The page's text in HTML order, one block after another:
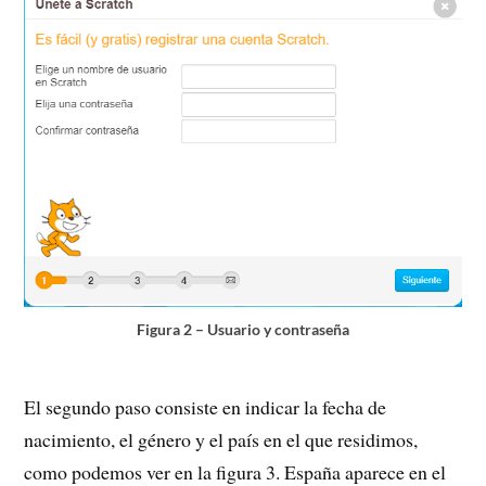
Figura 2 – Usuario y contraseña
El segundo paso consiste en indicar la fecha de
nacimiento, el género y el país en el que residimos,
como podemos ver en la figura 3. España aparece en el